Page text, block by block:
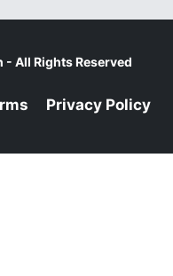
- All Rights Reserved
Privacy Policy